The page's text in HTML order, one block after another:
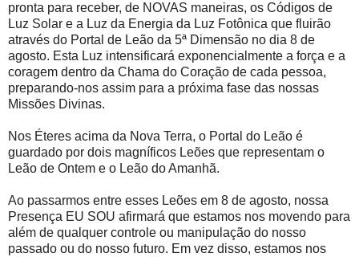
pronta para receber, de NOVAS maneiras, os Códigos de
Luz Solar e a Luz da Energia da Luz Fotônica que fluirão
através do Portal de Leão da 5ª Dimensão no dia 8 de
agosto. Esta Luz intensificará exponencialmente a força e a
coragem dentro da Chama do Coração de cada pessoa,
preparando-nos assim para a próxima fase das nossas
Missões Divinas.
Nos Éteres acima da Nova Terra, o Portal do Leão é
guardado por dois magníficos Leões que representam o
Leão de Ontem e o Leão do Amanhã.
Ao passarmos entre esses Leões em 8 de agosto, nossa
Presença EU SOU afirmará que estamos nos movendo para
além de qualquer controle ou manipulação do nosso
passado ou do nosso futuro. Em vez disso, estamos nos